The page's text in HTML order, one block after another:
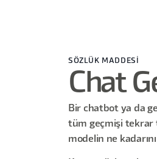
SÖZLÜK MADDESİ
Chat
Bir chatbot ya da
tüm geçmişi tekrar
modelin ne